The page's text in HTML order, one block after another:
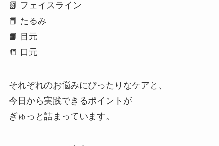
📗 フェイスライン
📕 たるみ
📙 目元
📒 口元
それぞれのお悩みにぴったりなケアと、
今日から実践できるポイントが
ぎゅっと詰まっています。